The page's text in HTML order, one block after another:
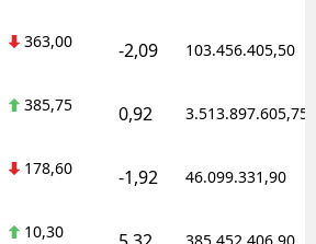
363,00 -2,09 103.456.405,50
385,75 0,92 3.513.897.605,75
178,60 -1,92 46.099.331,90
10,30 385.452.406,90